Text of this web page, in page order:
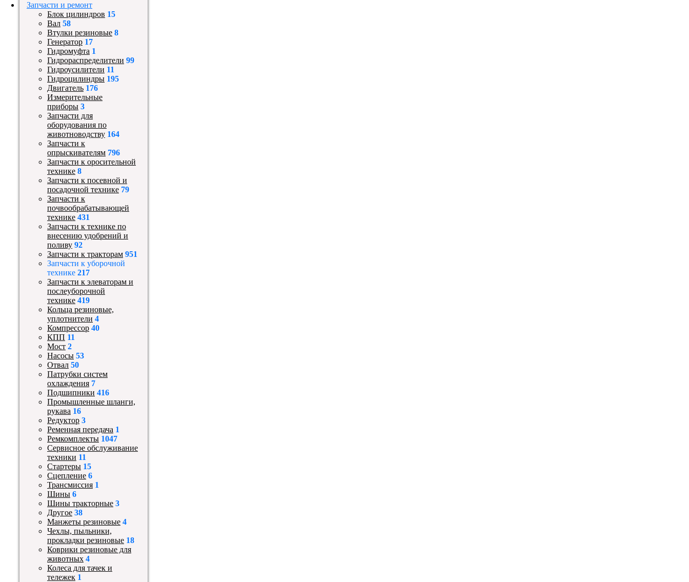
Запчасти и ремонт
Блок цилиндров 15
Вал 58
Втулки резиновые 8
Генератор 17
Гидромуфта 1
Гидрораспределители 99
Гидроусилители 11
Гидроцилиндры 195
Двигатель 176
Измерительные
приборы 3
Запчасти для
оборудования по
животноводству 164
Запчасти к
опрыскивателям 796
Запчасти к оросительной
технике 8
Запчасти к посевной и
посадочной технике 79
Запчасти к
почвообрабатывающей
технике 431
Запчасти к технике по
внесению удобрений и
поливу 92
Запчасти к тракторам 951
Запчасти к уборочной
технике 217
Запчасти к элеваторам и
послеуборочной
технике 419
Кольца резиновые,
уплотнители 4
Компрессор 40
КПП 11
Мост 2
Насосы 53
Отвал 50
Патрубки систем
охлаждения 7
Подшипники 416
Промышленные шланги,
рукава 16
Редуктор 3
Ременная передача 1
Ремкомплекты 1047
Сервисное обслуживание
техники 11
Стартеры 15
Сцепление 6
Трансмиссия 1
Шины 6
Шины тракторные 3
Другое 38
Манжеты резиновые 4
Чехлы, пыльники,
прокладки резиновые 18
Коврики резиновые для
животных 4
Колеса для тачек и
тележек 1